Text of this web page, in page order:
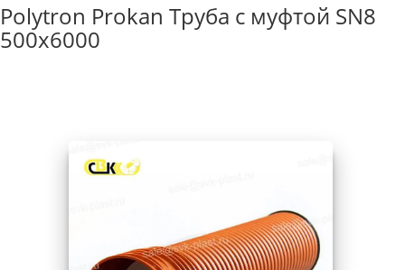
Polytron Prokan Труба с муфтой SN8
500x6000